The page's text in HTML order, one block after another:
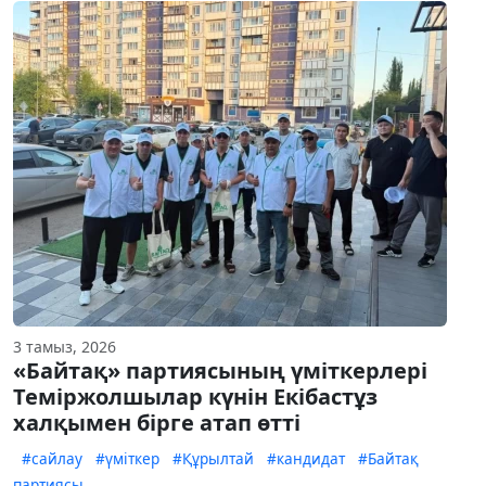
3 тамыз, 2026
«Байтақ» партиясының үміткерлері
Теміржолшылар күнін Екібастұз
халқымен бірге атап өтті
#сайлау #үміткер #Құрылтай #кандидат
#Байтақ